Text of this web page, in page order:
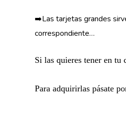
➡️Las tarjetas grandes
correspondiente…
Si las quieres tener en
Para adquirirlas pásate